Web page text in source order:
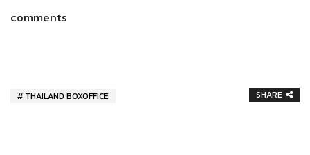
comments
THAILAND BOXOFFICE SHARE